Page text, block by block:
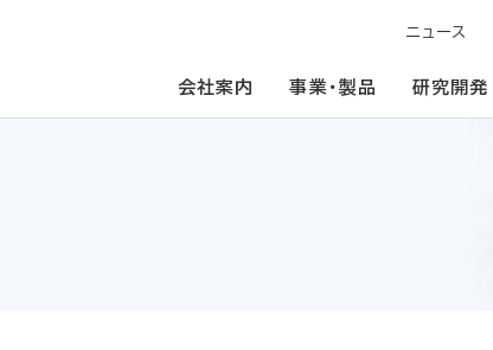
会社案内 事業・製品 研究開発
ニュース